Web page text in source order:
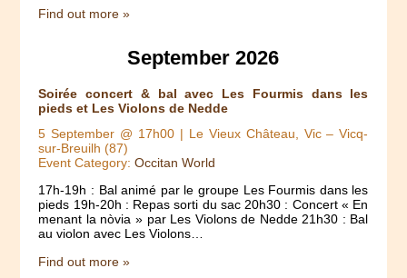
Find out more »
September 2026
Soirée concert & bal avec Les Fourmis dans les
pieds et Les Violons de Nedde
5 September @ 17h00 | Le Vieux Château, Vic – Vicq-
sur-Breuilh (87)
Event Category:Occitan World
17h-19h : Bal animé par le groupe Les Fourmis dans les
pieds 19h-20h : Repas sorti du sac 20h30 : Concert « En
menant la nòvia » par Les Violons de Nedde 21h30 : Bal
au violon avec Les Violons…
Find out more »